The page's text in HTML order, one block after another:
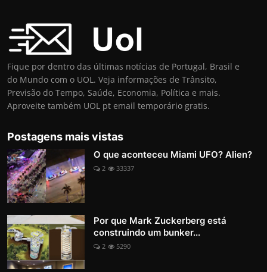
Fique por dentro das últimas notícias de Portugal, Brasil e
do Mundo com o UOL. Veja informações de Trânsito,
Previsão do Tempo, Saúde, Economia, Política e mais.
Aproveite também UOL pt email temporário gratis.
Postagens mais vistas
O que aconteceu Miami UFO? Alien?
2 33337
Por que Mark Zuckerberg está
construindo um bunker...
2 5290